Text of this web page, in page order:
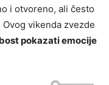
i otvoreno, ali često
vikenda zvezde
pokazati emocije